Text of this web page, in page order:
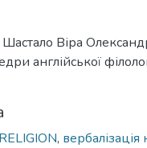
Віра
англійської
,